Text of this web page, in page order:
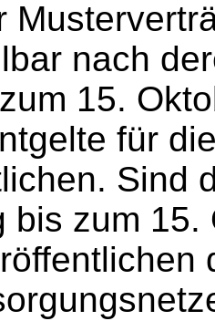
nach
15.
für
Sind
bis zum